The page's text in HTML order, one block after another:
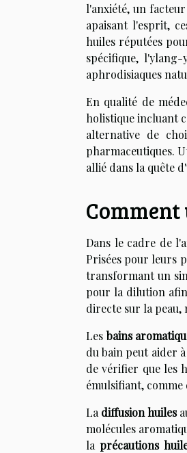
l'anxiété, un
apaisant l'esprit,
huiles réputées
spécifique,
aphrodisiaques
En qualité de
holistique incluant
alternative de
pharmaceutiques.
allié dans la quête
Dans le cadre de
Prisées pour leurs
transformant un
pour la dilution
directe sur la peau,
Lesbains
du bain peut aider
de vérifier que les
émulsifiant,
La diffusion huiles
molécules
la précautions